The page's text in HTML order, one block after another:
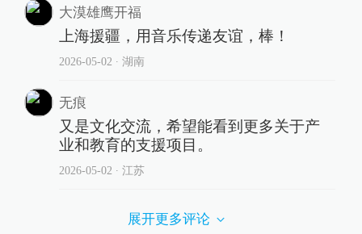
大漠雄鹰开福
上海援疆，用音乐传递友谊，棒！
2026-05-02 ∙ 湖南
无痕
又是文化交流，希望能看到更多关于产
业和教育的支援项目。
2026-05-02 ∙ 江苏
展开更多评论